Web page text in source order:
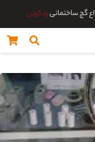
گچ ساختمانیرد کردن